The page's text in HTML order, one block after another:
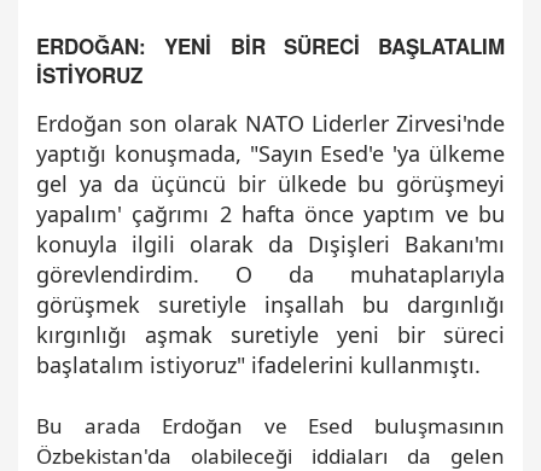
ERDOĞAN: YENİ BİR SÜRECİ BAŞLATALIM
İSTİYORUZ
Erdoğan son olarak NATO Liderler Zirvesi'nde
yaptığı konuşmada, "Sayın Esed'e 'ya ülkeme
gel ya da üçüncü bir ülkede bu görüşmeyi
yapalım' çağrımı 2 hafta önce yaptım ve bu
konuyla ilgili olarak da Dışişleri Bakanı'mı
görevlendirdim. O da muhataplarıyla
görüşmek suretiyle inşallah bu dargınlığı
kırgınlığı aşmak suretiyle yeni bir süreci
başlatalım istiyoruz" ifadelerini kullanmıştı.
Bu arada Erdoğan ve Esed buluşmasının
Özbekistan'da olabileceği iddiaları da gelen